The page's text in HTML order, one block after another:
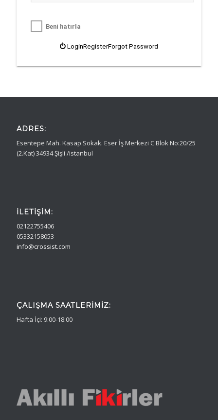
Beni hatırla
LoginRegisterForgot Password
ADRES:
Esentepe Mah. Kasap Sokak. Eser İş Merkezi C Blok No:20/25
(2.Kat) 34934 Şişli /istanbul
İLETIŞIM:
02122755406
05332158053
info@crossist.com
ÇALIŞMA SAATLERIMIZ:
Hafta İçi: 9:00-18:00